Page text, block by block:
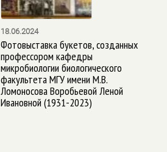
18.06.2024
Фотовыставка букетов, созданных
профессором кафедры
микробиологии биологического
факультета МГУ имени М.В.
Ломоносова Воробьевой Леной
Ивановной (1931-2023)